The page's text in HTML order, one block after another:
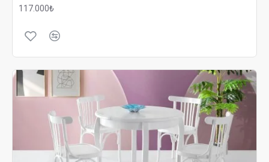
117.000₺